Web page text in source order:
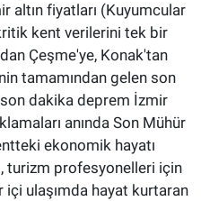
altın fiyatları (Kuyumcular
kent verilerini tek bir
Çeşme'ye, Konak'tan
tamamından gelen son
dakika deprem İzmir
anında Son Mühür
ekonomik hayatı
turizm profesyonelleri için
ulaşımda hayat kurtaran